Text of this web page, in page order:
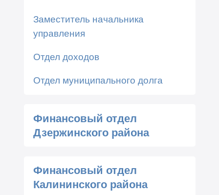
Заместитель начальника
управления
Отдел доходов
Отдел муниципального долга
Финансовый отдел
Дзержинского района
Финансовый отдел
Калининского района